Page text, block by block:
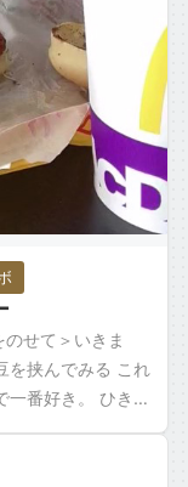
せて＞いきま
を挟んでみる これ
一番好き。 ひきわ